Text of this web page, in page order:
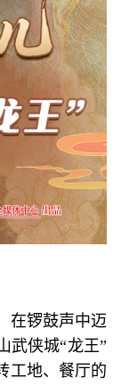
在锣鼓声中迈
侠城“龙王”
工地、餐厅的